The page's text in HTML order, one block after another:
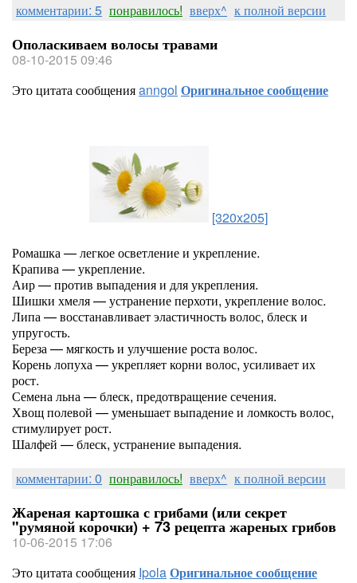
комментарии: 5 понравилось! вверх^ к полной версии
Ополаскиваем волосы травами
08-10-2015 09:46
Это цитата сообщенияanngol Оригинальное сообщение
[320x205]
Ромашка — легкое осветление и укрепление.
Крапива — укрепление.
Аир — против выпадения и для укрепления.
Шишки хмеля — устранение перхоти, укрепление волос.
Липа — восстанавливает эластичность волос, блеск и
упругость.
Береза — мягкость и улучшение роста волос.
Корень лопуха — укрепляет корни волос, усиливает их
рост.
Семена льна — блеск, предотвращение сечения.
Хвощ полевой — уменьшает выпадение и ломкость волос,
стимулирует рост.
Шалфей — блеск, устранение выпадения.
комментарии: 0 понравилось! вверх^ к полной версии
Жареная картошка с грибами (или секрет
"румяной корочки) + 73 рецепта жареных грибов
10-06-2015 17:06
Это цитата сообщения IpolaОригинальное сообщение